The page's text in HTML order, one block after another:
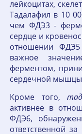
лейкоцитах,
Тадалафил в 10
чем ФДЭ3 -
сердце и
отношении
важное
ферментом,
сердечной
Кроме того,
активнее в
ФДЭ6,
ответственной